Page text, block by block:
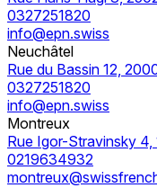
0327251820
info@epn.swiss
Neuchâtel
Rue du Bassin 12,
0327251820
info@epn.swiss
Montreux
Rue Igor-Stravinsky
0219634932